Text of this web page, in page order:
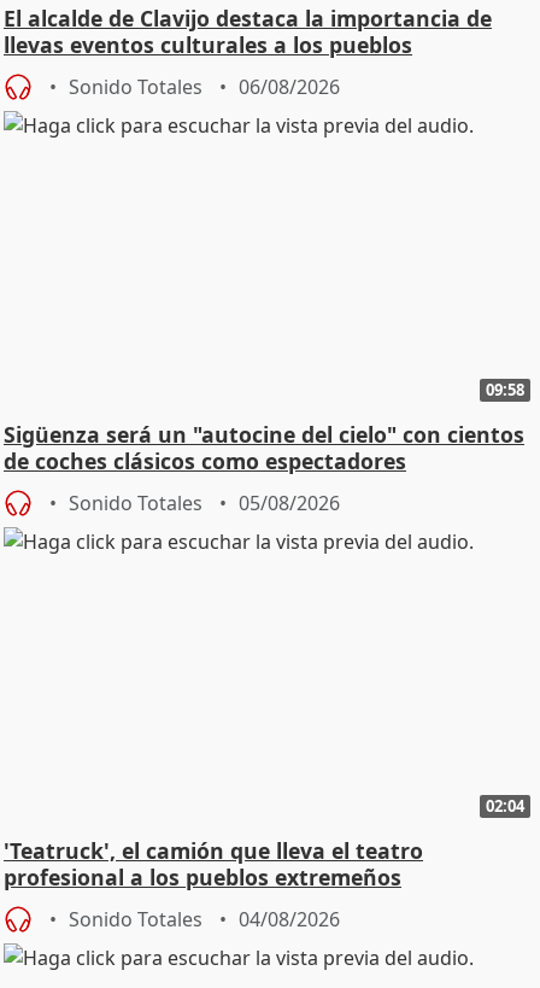
El alcalde de Clavijo destaca la importancia de
llevas eventos culturales a los pueblos
Sonido Totales 06/08/2026
09:58
Sigüenza será un "autocine del cielo" con cientos
de coches clásicos como espectadores
Sonido Totales 05/08/2026
02:04
'Teatruck', el camión que lleva el teatro
profesional a los pueblos extremeños
Sonido Totales 04/08/2026